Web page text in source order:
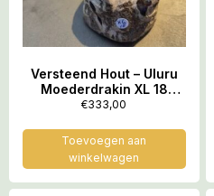
Versteend Hout – Uluru
Moederdrakin XL 18
(17x10x8 cm – 1273 gr):
HET OER GEHEUGEN VAN
DE LEMURIA
STAMOUDSTEN
€333,00
Toevoegen aan
winkelwagen